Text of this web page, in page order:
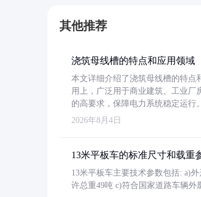
其他推荐
浇筑母线槽的特点和应用领域
本文详细介绍了浇筑母线槽的特点
用上，广泛用于商业建筑、工业厂
的高要求，保障电力系统稳定运行。
2026年8月4日
13米平板车的标准尺寸和载重
13米平板车主要技术参数包括: a)
许总重49吨 c)符合国家道路车辆外